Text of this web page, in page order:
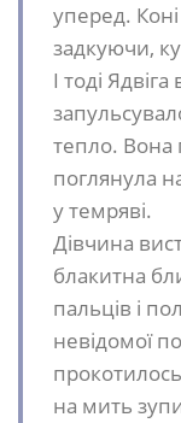
уперед.
задкуючи,
І тоді
тепло. Вона
поглянула
у темряві.
Дівчина
блакитна
пальців і
невідомої
на мить